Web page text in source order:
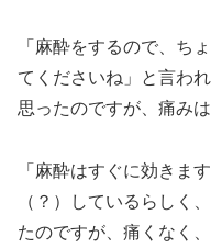
「麻酔をするので、ち
てくださいね」と言わ
思ったのですが、痛み
「麻酔はすぐに効きま
（？）しているらしく
たのですが、痛くなく、